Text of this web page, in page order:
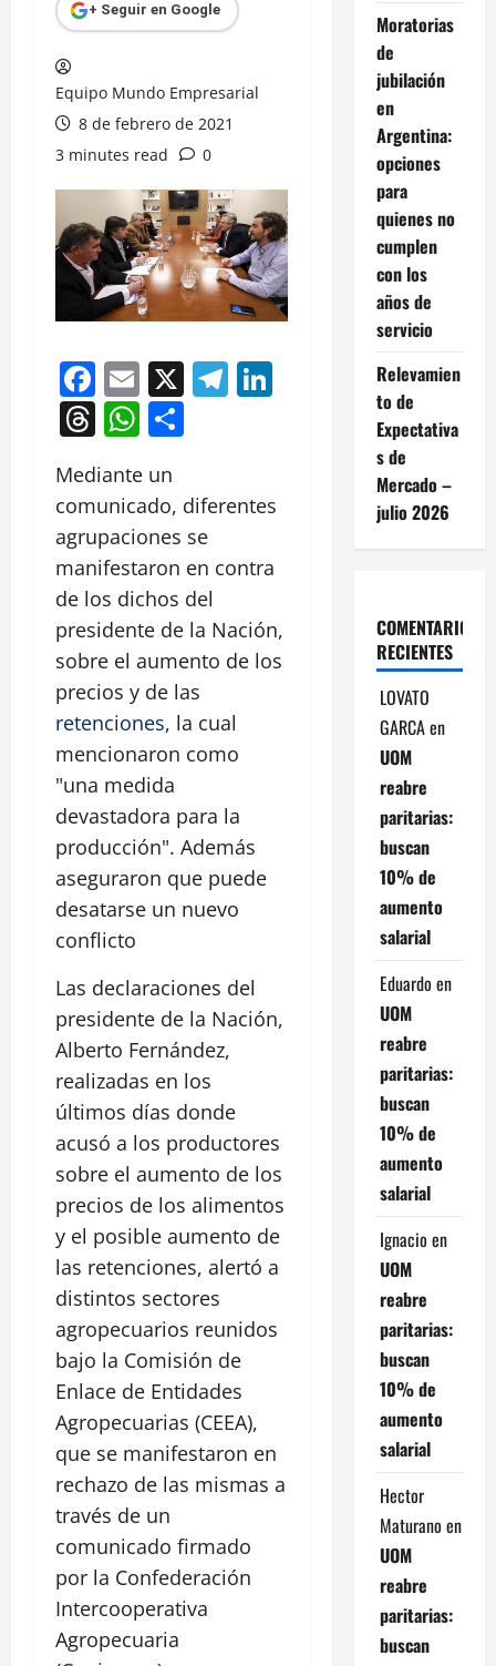
+ Seguir en Google
Equipo Mundo Empresarial
8 de febrero de 2021
3 minutes read
0
Facebook
Email
X Telegram
LinkedIn
Threads
WhatsApp
Mediante un
comunicado, diferentes
agrupaciones se
manifestaron en contra
de los dichos del
presidente de la Nación,
sobre el aumento de los
precios y de las
retenciones, la cual
mencionaron como
"una medida
devastadora para la
producción". Además
aseguraron que puede
desatarse un nuevo
conflicto
Las declaraciones del
presidente de la Nación,
Alberto Fernández,
realizadas en los
últimos días donde
acusó a los productores
sobre el aumento de los
precios de los alimentos
y el posible aumento de
las retenciones, alertó a
distintos sectores
agropecuarios reunidos
bajo la Comisión de
Enlace de Entidades
Agropecuarias (CEEA),
que se manifestaron en
rechazo de las mismas a
través de un
comunicado firmado
por la Confederación
Intercooperativa
Agropecuaria
Moratorias
de
jubilación
en
Argentina:
opciones
para
quienes no
cumplen
con los
años de
servicio
Relevamien
to de
Expectativa
s de
Mercado –
julio 2026
COMENTARIOS
RECIENTES
LOVATO
GARCAen
UOM
reabre
paritarias:
buscan
10% de
aumento
salarial
Eduardo en
UOM
reabre
paritarias:
buscan
10% de
aumento
salarial
Ignacio en
UOM
reabre
paritarias:
buscan
10% de
aumento
salarial
Hector
Maturano en
UOM
reabre
paritarias:
buscan